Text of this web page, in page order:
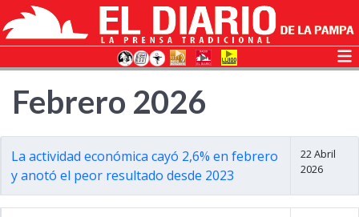
Febrero 2026
La actividad económica cayó 2,6% en febrero
y anotó el peor resultado desde 2023
22 Abril
2026